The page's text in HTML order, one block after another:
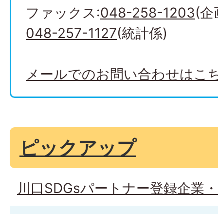
ファックス:048-258-1203(企
048-257-1127(統計係)
メールでのお問い合わせはこ
ピックアップ
川口SDGsパートナー登録企業